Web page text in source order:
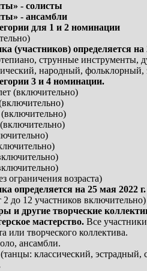
- солисты
- ансамбли
для 1 и 2 номинации
(участников) определяется на
струнные инструменты,
народный,
3 и 4 номинации.
(включительно)
(включительно)
ограничения возраста)
определяется на 25 мая 2022 г.
2 до 12 участников
и другие творческие
мастерство. Все
или творческого коллектива.
ансамбли.
(танцы: классический,